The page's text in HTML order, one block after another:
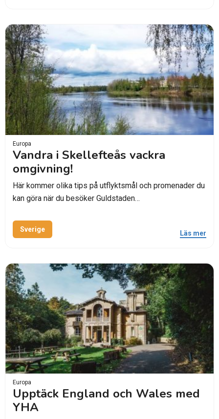
Europa
Vandra i Skellefteås vackra
omgivning!
Här kommer olika tips på utflyktsmål och promenader du
kan göra när du besöker Guldstaden…
Sverige Läs mer
Europa
Upptäck England och Wales med
YHA